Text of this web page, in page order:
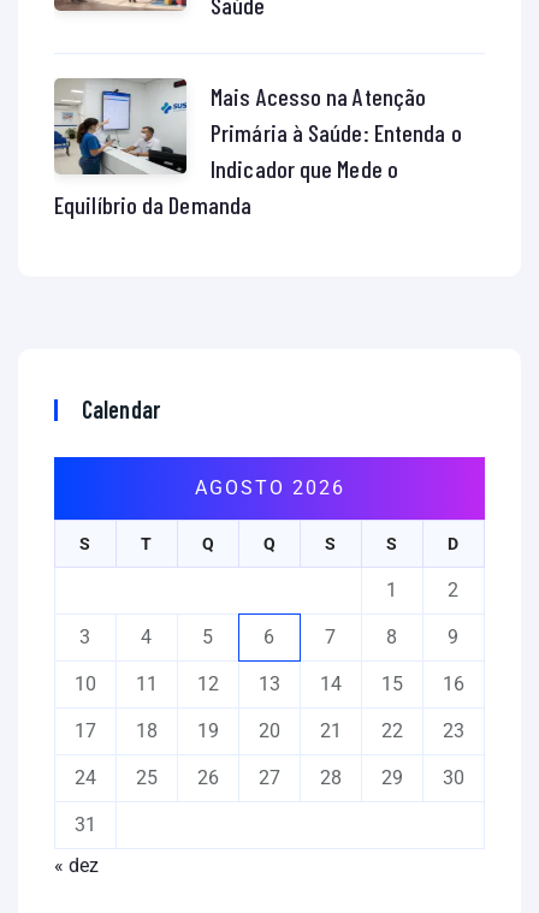
Mais Acesso na Atenção
Primária à Saúde: Entenda o
Indicador que Mede o
Equilíbrio da Demanda
Calendar
AGOSTO 2026
S T Q Q S S D
1 2
3 4 5 6 7 8 9
10 11 12 13 14 15 16
17 18 19 20 21 22 23
24 25 26 27 28 29 30
31
« dez